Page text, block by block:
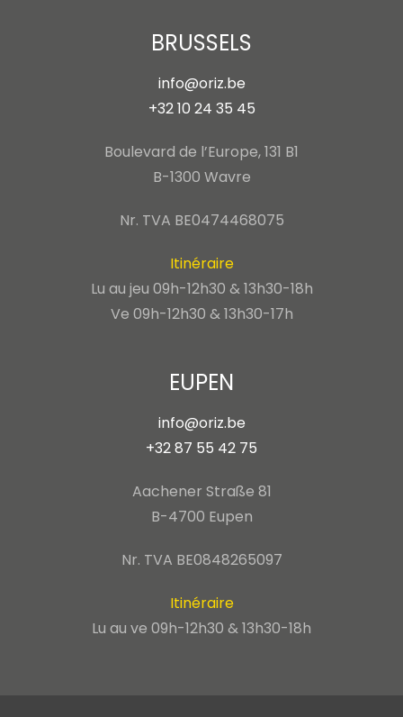
BRUSSELS
info@oriz.be
+32 10 24 35 45
Boulevard de l’Europe, 131 B1
B-1300 Wavre
Nr. TVA BE0474468075
Itinéraire
Lu au jeu 09h-12h30 & 13h30-18h
Ve 09h-12h30 & 13h30-17h
EUPEN
info@oriz.be
+32 87 55 42 75
Aachener Straße 81
B-4700 Eupen
Nr. TVA BE0848265097
Itinéraire
Lu au ve 09h-12h30 & 13h30-18h